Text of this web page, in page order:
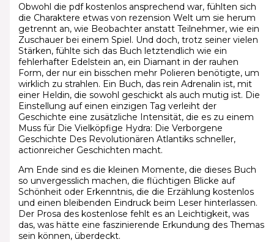
Obwohl die pdf kostenlos ansprechend war, fühlten sich
die Charaktere etwas von rezension Welt um sie herum
getrennt an, wie Beobachter anstatt Teilnehmer, wie ein
Zuschauer bei einem Spiel. Und doch, trotz seiner vielen
Stärken, fühlte sich das Buch letztendlich wie ein
fehlerhafter Edelstein an, ein Diamant in der rauhen
Form, der nur ein bisschen mehr Polieren benötigte, um
wirklich zu strahlen. Ein Buch, das rein Adrenalin ist, mit
einer Heldin, die sowohl geschickt als auch mutig ist. Die
Einstellung auf einen einzigen Tag verleiht der
Geschichte eine zusätzliche Intensität, die es zu einem
Muss für Die Vielköpfige Hydra: Die Verborgene
Geschichte Des Revolutionären Atlantiks schneller,
actionreicher Geschichten macht.
Am Ende sind es die kleinen Momente, die dieses Buch
so unvergesslich machen, die flüchtigen Blicke auf
Schönheit oder Erkenntnis, die die Erzählung kostenlos
und einen bleibenden Eindruck beim Leser hinterlassen.
Der Prosa des kostenlose fehlt es an Leichtigkeit, was
das, was hätte eine faszinierende Erkundung des Themas
sein können, überdeckt.